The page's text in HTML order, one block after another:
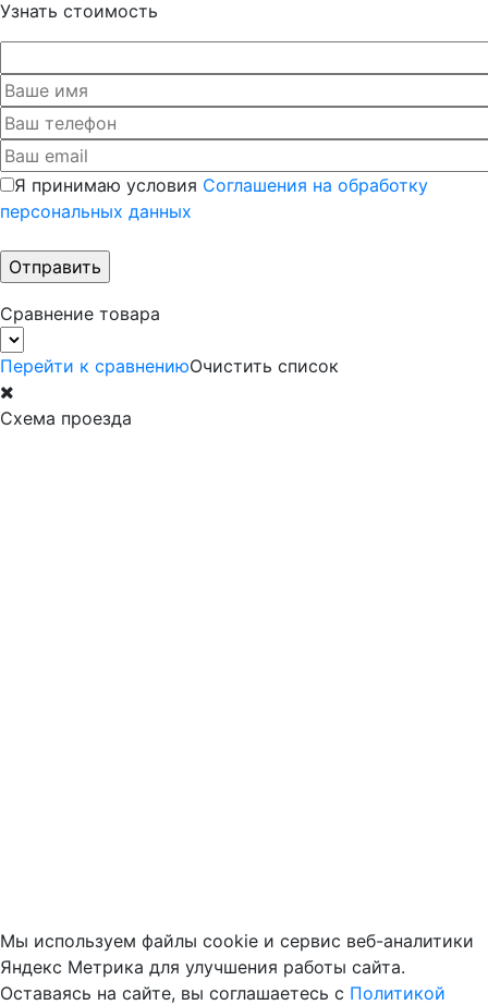
Узнать стоимость
Я принимаю условия Соглашения на обработку
персональных данных
Сравнение товара
Перейти к сравнениюОчистить список
Схема проезда
Мы используем файлы cookie и сервис веб-аналитики
Яндекс Метрика для улучшения работы сайта.
Оставаясь на сайте, вы соглашаетесь с Политикой